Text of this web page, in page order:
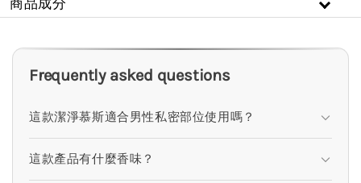
Frequently asked questions
這款潔淨慕斯適合男性私密部位使用嗎？
這款產品有什麼香味？